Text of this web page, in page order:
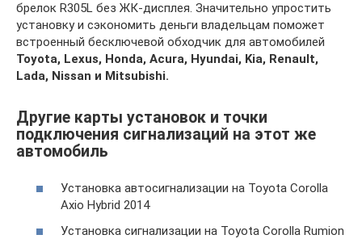
брелок R305L без ЖК-дисплея. Значительно упростить
установку и сэкономить деньги владельцам поможет
встроенный бесключевой обходчик для автомобилей
Toyota, Lexus, Honda, Acura, Hyundai, Kia, Renault,
Lada, Nissan и Mitsubishi.
Другие карты установок и точки
подключения сигнализаций на этот же
автомобиль
Установка автосигнализации на Toyota Corolla
Axio Hybrid 2014
Установка сигнализации на Toyota Corolla Rumion